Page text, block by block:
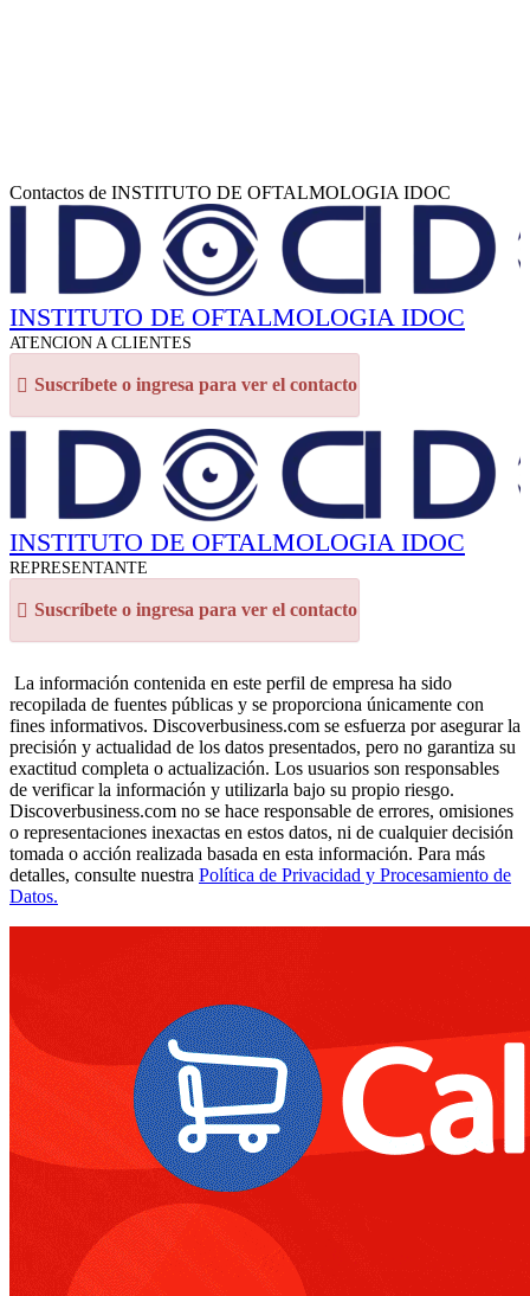
Contactos de INSTITUTO DE OFTALMOLOGIA IDOC
INSTITUTO DE OFTALMOLOGIA IDOC
ATENCION A CLIENTES
Suscríbete o ingresa para ver el contacto
INSTITUTO DE OFTALMOLOGIA IDOC
REPRESENTANTE
Suscríbete o ingresa para ver el contacto
La información contenida en este perfil de empresa ha sido
recopilada de fuentes públicas y se proporciona únicamente con
fines informativos. Discoverbusiness.com se esfuerza por asegurar la
precisión y actualidad de los datos presentados, pero no garantiza su
exactitud completa o actualización. Los usuarios son responsables
de verificar la información y utilizarla bajo su propio riesgo.
Discoverbusiness.com no se hace responsable de errores, omisiones
o representaciones inexactas en estos datos, ni de cualquier decisión
tomada o acción realizada basada en esta información. Para más
detalles, consulte nuestra Política de Privacidad y Procesamiento de
Datos.